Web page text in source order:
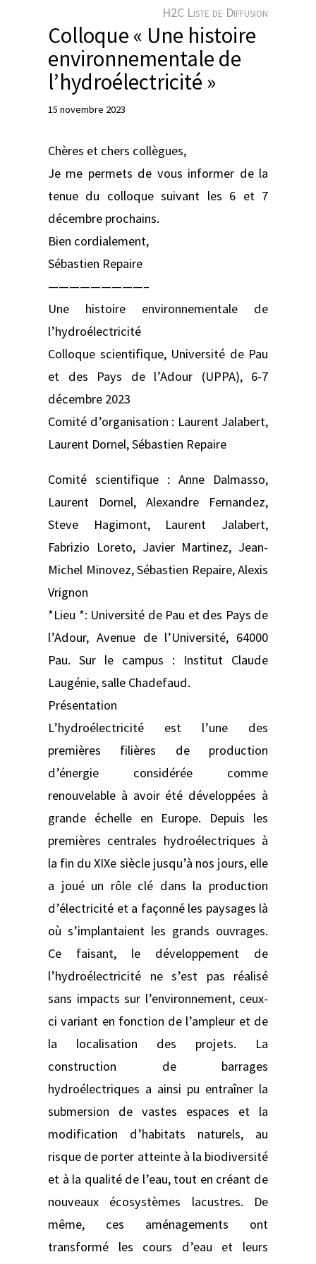
H2C Liste de Diffusion
Colloque « Une histoire
environnementale de
l’hydroélectricité »
15 novembre 2023
Chères et chers collègues,
Je me permets de vous informer de la
tenue du colloque suivant les 6 et 7
décembre prochains.
Bien cordialement,
Sébastien Repaire
—————————–
Une histoire environnementale de
l’hydroélectricité
Colloque scientifique, Université de Pau
et des Pays de l’Adour (UPPA), 6-7
décembre 2023
Comité d’organisation : Laurent Jalabert,
Laurent Dornel, Sébastien Repaire
Comité scientifique : Anne Dalmasso,
Laurent Dornel, Alexandre Fernandez,
Steve Hagimont, Laurent Jalabert,
Fabrizio Loreto, Javier Martinez, Jean-
Michel Minovez, Sébastien Repaire, Alexis
Vrignon
*Lieu *: Université de Pau et des Pays de
l’Adour, Avenue de l’Université, 64000
Pau. Sur le campus : Institut Claude
Laugénie, salle Chadefaud.
Présentation
L’hydroélectricité est l’une des
premières filières de production
d’énergie considérée comme
renouvelable à avoir été développées à
grande échelle en Europe. Depuis les
premières centrales hydroélectriques à
la fin du XIXe siècle jusqu’à nos jours, elle
a joué un rôle clé dans la production
d’électricité et a façonné les paysages là
où s’implantaient les grands ouvrages.
Ce faisant, le développement de
l’hydroélectricité ne s’est pas réalisé
sans impacts sur l’environnement, ceux-
ci variant en fonction de l’ampleur et de
la localisation des projets. La
construction de barrages
hydroélectriques a ainsi pu entraîner la
submersion de vastes espaces et la
modification d’habitats naturels, au
risque de porter atteinte à la biodiversité
et à la qualité de l’eau, tout en créant de
nouveaux écosystèmes lacustres. De
même, ces aménagements ont
transformé les cours d’eau et leurs